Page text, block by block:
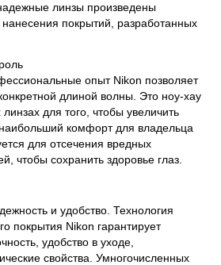
линзы произведены
покрытий, разработанных
опыт Nikon позволяет
длиной волны. Это ноу-хау
для того, чтобы увеличить
комфорт для владельца
для отсечения вредных
чтобы сохранить здоровье глаз.
и удобство. Технология
покрытия Nikon гарантирует
удобство в уходе,
свойства. Умногочисленных